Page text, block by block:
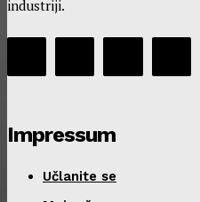
industriji.
Impressum
Učlanite se